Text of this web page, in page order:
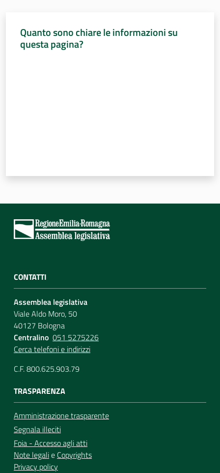
Quanto sono chiare le informazioni su
questa pagina?
CONTATTI
Assemblea legislativa
Viale Aldo Moro, 50
40127 Bologna
Centralino 051 5275226
Cerca telefoni e indirizzi
C.F. 800.625.903.79
TRASPARENZA
Amministrazione trasparente
Segnala illeciti
Foia - Accesso agli atti
Note legalie Copyrights
Privacy policy